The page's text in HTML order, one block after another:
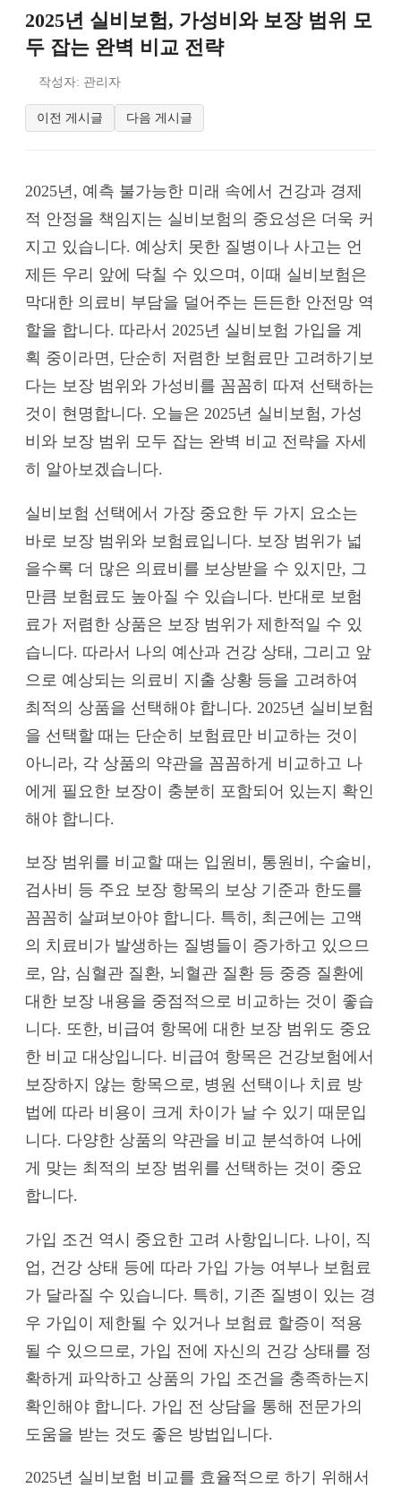
2025년 실비보험, 가성비와 보장 범위 모
두 잡는 완벽 비교 전략
작성자: 관리자
이전 게시글 다음 게시글
2025년, 예측 불가능한 미래 속에서 건강과 경제
적 안정을 책임지는 실비보험의 중요성은 더욱 커
지고 있습니다. 예상치 못한 질병이나 사고는 언
제든 우리 앞에 닥칠 수 있으며, 이때 실비보험은
막대한 의료비 부담을 덜어주는 든든한 안전망 역
할을 합니다. 따라서 2025년 실비보험 가입을 계
획 중이라면, 단순히 저렴한 보험료만 고려하기보
다는 보장 범위와 가성비를 꼼꼼히 따져 선택하는
것이 현명합니다. 오늘은 2025년 실비보험, 가성
비와 보장 범위 모두 잡는 완벽 비교 전략을 자세
히 알아보겠습니다.
실비보험 선택에서 가장 중요한 두 가지 요소는
바로 보장 범위와 보험료입니다. 보장 범위가 넓
을수록 더 많은 의료비를 보상받을 수 있지만, 그
만큼 보험료도 높아질 수 있습니다. 반대로 보험
료가 저렴한 상품은 보장 범위가 제한적일 수 있
습니다. 따라서 나의 예산과 건강 상태, 그리고 앞
으로 예상되는 의료비 지출 상황 등을 고려하여
최적의 상품을 선택해야 합니다. 2025년 실비보험
을 선택할 때는 단순히 보험료만 비교하는 것이
아니라, 각 상품의 약관을 꼼꼼하게 비교하고 나
에게 필요한 보장이 충분히 포함되어 있는지 확인
해야 합니다.
보장 범위를 비교할 때는 입원비, 통원비, 수술비,
검사비 등 주요 보장 항목의 보상 기준과 한도를
꼼꼼히 살펴보아야 합니다. 특히, 최근에는 고액
의 치료비가 발생하는 질병들이 증가하고 있으므
로, 암, 심혈관 질환, 뇌혈관 질환 등 중증 질환에
대한 보장 내용을 중점적으로 비교하는 것이 좋습
니다. 또한, 비급여 항목에 대한 보장 범위도 중요
한 비교 대상입니다. 비급여 항목은 건강보험에서
보장하지 않는 항목으로, 병원 선택이나 치료 방
법에 따라 비용이 크게 차이가 날 수 있기 때문입
니다. 다양한 상품의 약관을 비교 분석하여 나에
게 맞는 최적의 보장 범위를 선택하는 것이 중요
합니다.
가입 조건 역시 중요한 고려 사항입니다. 나이, 직
업, 건강 상태 등에 따라 가입 가능 여부나 보험료
가 달라질 수 있습니다. 특히, 기존 질병이 있는 경
우 가입이 제한될 수 있거나 보험료 할증이 적용
될 수 있으므로, 가입 전에 자신의 건강 상태를 정
확하게 파악하고 상품의 가입 조건을 충족하는지
확인해야 합니다. 가입 전 상담을 통해 전문가의
도움을 받는 것도 좋은 방법입니다.
2025년 실비보험 비교를 효율적으로 하기 위해서